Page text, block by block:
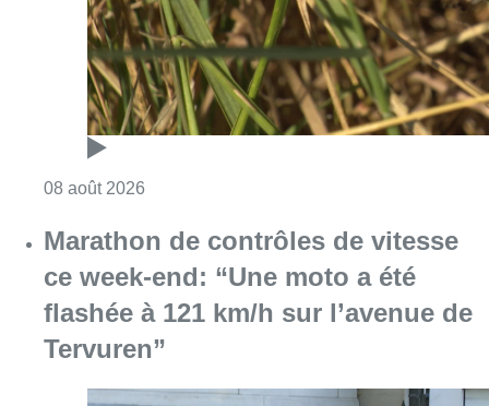
flashée à 121 km/h sur l’avenue de
Tervuren”